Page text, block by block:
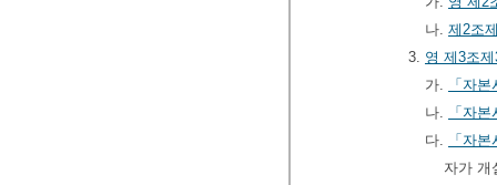
나. 제2조
3. 영 제3조
가.
「자
나.
「자
다.
「자
자가 개